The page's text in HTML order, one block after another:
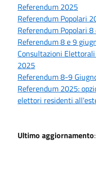
Referendum 2025
Referendum Popolari
Referendum Popolari
Referendum 8 e 9
Consultazioni
2025
Referendum 8-9
Referendum 2025:
elettori residenti
Ultimo aggiornamento